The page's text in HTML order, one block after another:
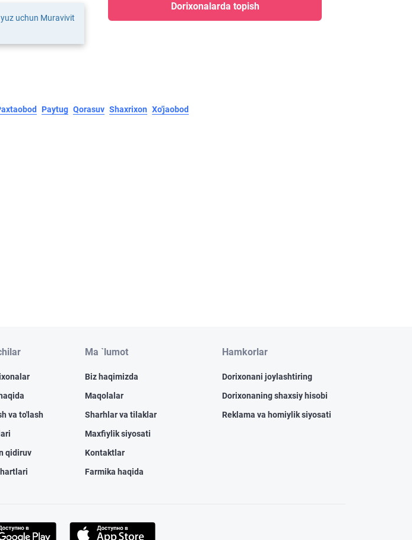
Dorixonalarda topish
yuz uchun Muravivit
Paytug Qorasuv Shaxrixon Xo'jaobod
va to'lash
qidiruv
Ma `lumot
Biz haqimizda
Maqolalar
Sharhlar va tilaklar
Maxfiylik siyosati
Kontaktlar
Farmika haqida
Hamkorlar
Dorixonani joylashtiring
Dorixonaning shaxsiy hisobi
Reklama va homiylik siyosati